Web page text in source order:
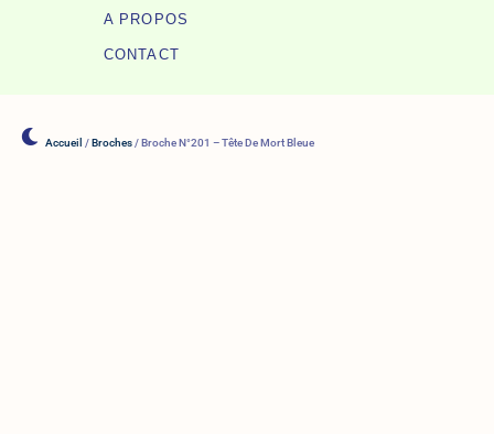
A PROPOS
CONTACT
Accueil /Broches / Broche N°201 – Tête De Mort Bleue